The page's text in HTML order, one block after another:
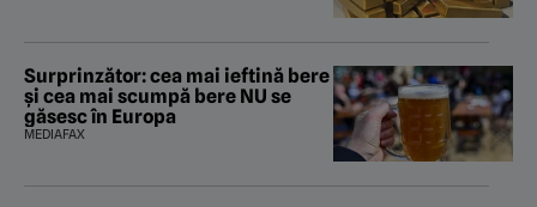
Surprinzător: cea mai ieftină bere
și cea mai scumpă bere NU se
găsesc în Europa
MEDIAFAX